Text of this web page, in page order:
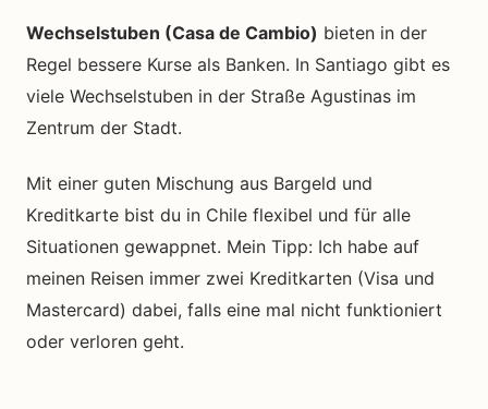
Wechselstuben (Casa de Cambio) bieten in der
Regel bessere Kurse als Banken. In Santiago gibt es
viele Wechselstuben in der Straße Agustinas im
Zentrum der Stadt.
Mit einer guten Mischung aus Bargeld und
Kreditkarte bist du in Chile flexibel und für alle
Situationen gewappnet. Mein Tipp: Ich habe auf
meinen Reisen immer zwei Kreditkarten (Visa und
Mastercard) dabei, falls eine mal nicht funktioniert
oder verloren geht.